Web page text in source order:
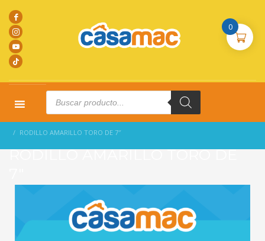
Products
search
RODILLO AMARILLO TORO DE 7″
RODILLO AMARILLO TORO DE
0